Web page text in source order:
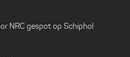
NRC gespot op Schiphol